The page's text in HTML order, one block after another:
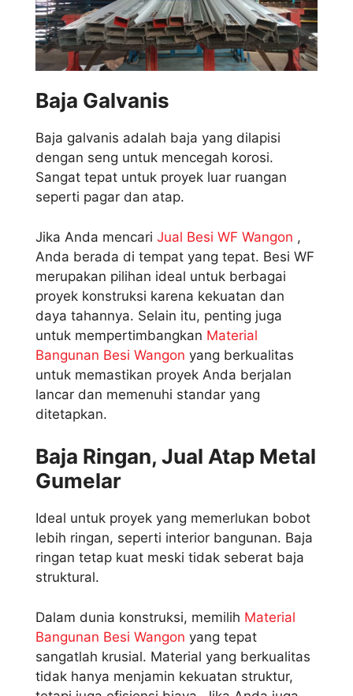
Baja Galvanis
Baja galvanis adalah baja yang dilapisi
dengan seng untuk mencegah korosi.
Sangat tepat untuk proyek luar ruangan
seperti pagar dan atap.
Jika Anda mencari Jual Besi WF Wangon ,
Anda berada di tempat yang tepat. Besi WF
merupakan pilihan ideal untuk berbagai
proyek konstruksi karena kekuatan dan
daya tahannya. Selain itu, penting juga
untuk mempertimbangkan Material
Bangunan Besi Wangon yang berkualitas
untuk memastikan proyek Anda berjalan
lancar dan memenuhi standar yang
ditetapkan.
Baja Ringan, Jual Atap Metal
Gumelar
Ideal untuk proyek yang memerlukan bobot
lebih ringan, seperti interior bangunan. Baja
ringan tetap kuat meski tidak seberat baja
struktural.
Dalam dunia konstruksi, memilih Material
Bangunan Besi Wangon yang tepat
sangatlah krusial. Material yang berkualitas
tidak hanya menjamin kekuatan struktur,